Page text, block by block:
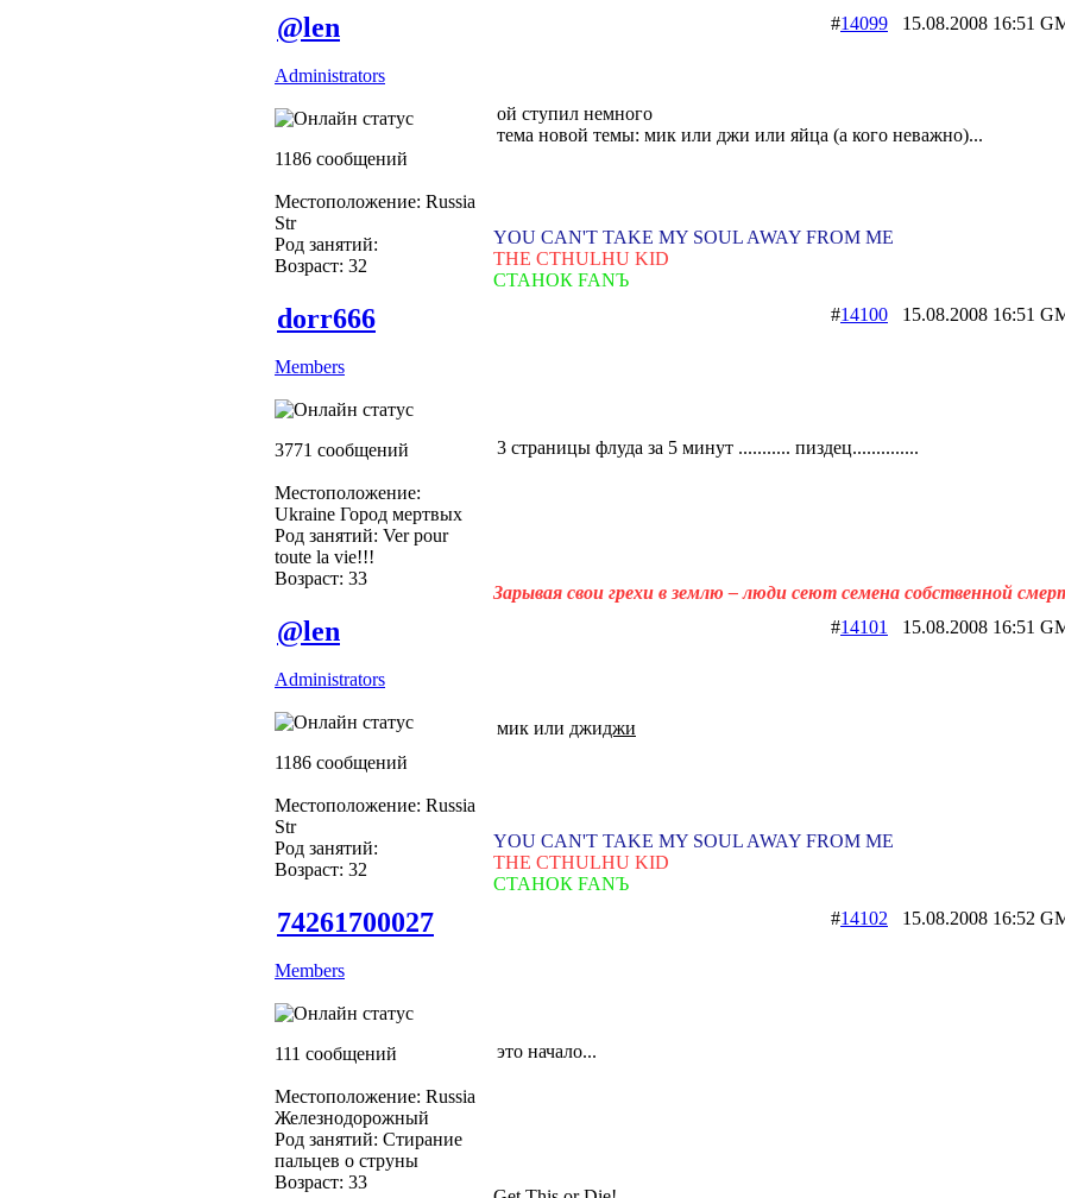
@len
Administrators
1186 сообщений
Местоположение: Russia
Str
Род занятий:
Возраст: 32
#14099 15.08.2008 16:51
ой ступил немного
тема новой темы: мик или джи или яйца (а кого неважно)...
YOU CAN'T TAKE MY SOUL AWAY FROM ME
THE CTHULHU KID
СТАНОК FANЪ
dorr666
Members
3771 сообщений
Местоположение:
Ukraine Город мертвых
Род занятий: Ver pour
toute la vie!!!
Возраст: 33
#14100 15.08.2008 16:51
3 страницы флуда за 5 минут ........... пиздец..............
Зарывая свои грехи в землю – люди сеют семена собственной
@len
Administrators
1186 сообщений
Местоположение: Russia
Str
Род занятий:
Возраст: 32
#14101 15.08.2008 16:51
мик или джиджи
YOU CAN'T TAKE MY SOUL AWAY FROM ME
THE CTHULHU KID
СТАНОК FANЪ
74261700027
Members
111 сообщений
Местоположение: Russia
Железнодорожный
Род занятий: Стирание
пальцев о струны
Возраст: 33
#14102 15.08.2008 16:52
это начало...